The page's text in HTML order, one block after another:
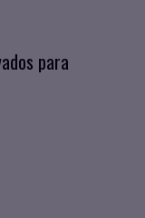
para